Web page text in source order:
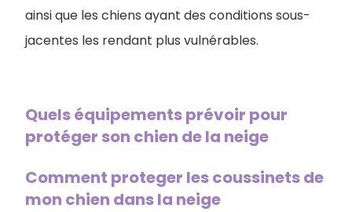
ainsi que les chiens ayant des conditions sous-
jacentes les rendant plus vulnérables.
Quels équipements prévoir pour
protéger son chien de la neige
Comment proteger les coussinets de
mon chien dans la neige